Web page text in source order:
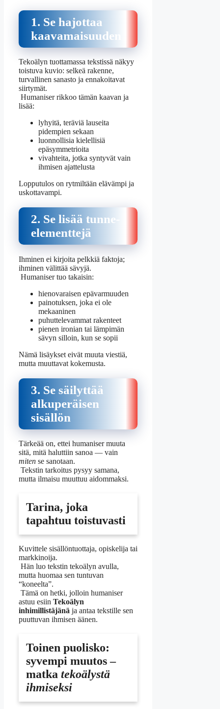
1. Se hajottaa
kaavamaisuuden
Tekoälyn tuottamassa tekstissä näkyy
toistuva kuvio: selkeä rakenne,
turvallinen sanasto ja ennakoitavat
siirtymät.
Humaniser rikkoo tämän kaavan ja
lisää:
lyhyitä, teräviä lauseita
pidempien sekaan
luonnollisia kielellisiä
epäsymmetrioita
vivahteita, jotka syntyvät vain
ihmisen ajattelusta
Lopputulos on rytmiltään elävämpi ja
uskottavampi.
2. Se lisää tunne-
elementtejä
Ihminen ei kirjoita pelkkiä faktoja;
ihminen välittää sävyjä.
Humaniser tuo takaisin:
hienovaraisen epävarmuuden
painotuksen, joka ei ole
mekaaninen
puhuttelevammat rakenteet
pienen ironian tai lämpimän
sävyn silloin, kun se sopii
Nämä lisäykset eivät muuta viestiä,
mutta muuttavat kokemusta.
3. Se säilyttää
alkuperäisen
sisällön
Tärkeää on, ettei humaniser muuta
sitä, mitä haluttiin sanoa — vain
miten se sanotaan.
Tekstin tarkoitus pysyy samana,
mutta ilmaisu muuttuu aidommaksi.
Tarina, joka
tapahtuu toistuvasti
Kuvittele sisällöntuottaja, opiskelija tai
markkinoija.
Hän luo tekstin tekoälyn avulla,
mutta huomaa sen tuntuvan
“koneelta”.
Tämä on hetki, jolloin humaniser
astuu esiin Tekoälyn
inhimillistäjänä ja antaa tekstille sen
puuttuvan ihmisen äänen.
Toinen puolisko:
syvempi muutos –
matka tekoälystä
ihmiseksi